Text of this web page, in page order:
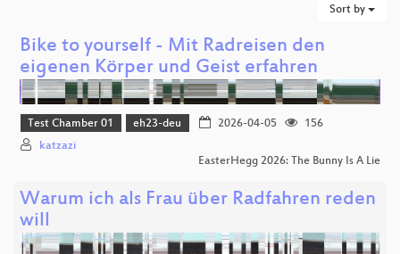
Sort by
Bike to yourself - Mit Radreisen den
eigenen Körper und Geist erfahren
Test Chamber 01 eh23-deu 2026-04-05
156
katzazi
EasterHegg 2026: The Bunny Is A Lie
Warum ich als Frau über Radfahren reden
will